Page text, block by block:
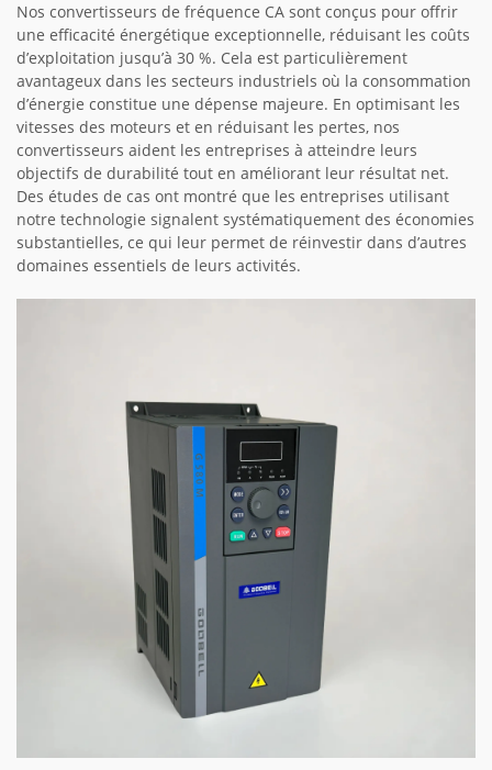
Nos convertisseurs de fréquence CA sont conçus pour offrir
une efficacité énergétique exceptionnelle, réduisant les coûts
d’exploitation jusqu’à 30 %. Cela est particulièrement
avantageux dans les secteurs industriels où la consommation
d’énergie constitue une dépense majeure. En optimisant les
vitesses des moteurs et en réduisant les pertes, nos
convertisseurs aident les entreprises à atteindre leurs
objectifs de durabilité tout en améliorant leur résultat net.
Des études de cas ont montré que les entreprises utilisant
notre technologie signalent systématiquement des économies
substantielles, ce qui leur permet de réinvestir dans d’autres
domaines essentiels de leurs activités.